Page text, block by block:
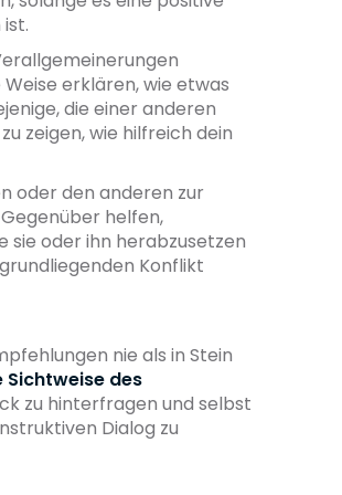
erklären, wie etwas
die einer anderen
zeigen, wie hilfreich dein
oder den anderen zur
helfen,
sie oder ihn herabzusetzen
Konflikt
nie als in Stein
des
zu hinterfragen und selbst
Dialog zu